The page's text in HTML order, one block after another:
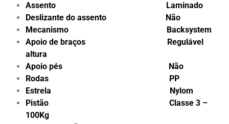
Assento Laminado
Deslizante do assento Não
Mecanismo Backsystem
Apoio de braços Regulável
altura
Apoio pés Não
Rodas PP
Estrela Nylom
Pistão Classe 3 –
100Kg